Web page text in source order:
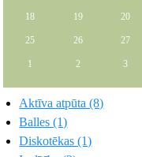
18 19 20
25 26 27
1 2 3
Aktīva atpūta (8)
Balles (1)
Diskotēkas (1)